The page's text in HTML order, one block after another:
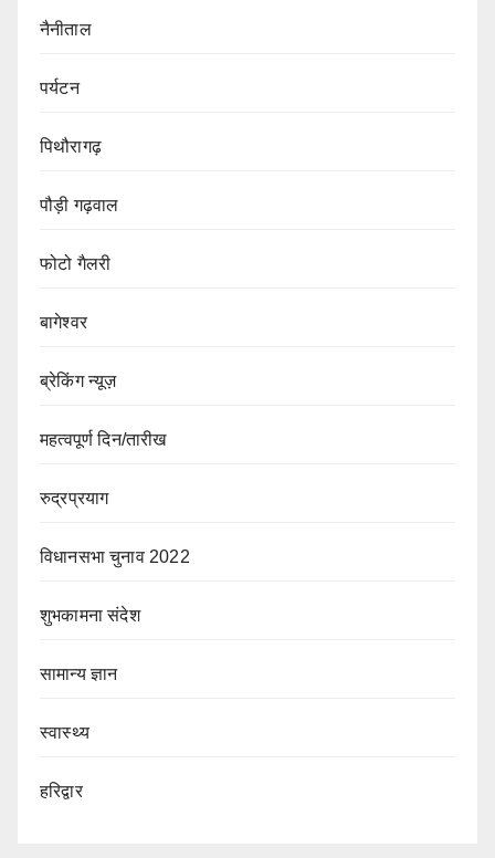
नैनीताल
पर्यटन
पिथौरागढ़
पौड़ी गढ़वाल
फोटो गैलरी
बागेश्वर
ब्रेकिंग न्यूज़
महत्वपूर्ण दिन/तारीख
रुद्रप्रयाग
विधानसभा चुनाव 2022
शुभकामना संदेश
सामान्य ज्ञान
स्वास्थ्य
हरिद्वार